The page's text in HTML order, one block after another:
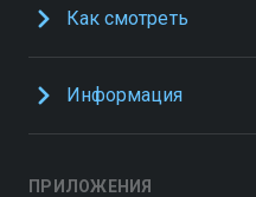
Как смотреть
Информация
ПРИЛОЖЕНИЯ